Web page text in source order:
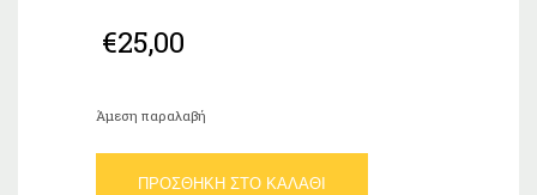
€25,00
Άμεση παραλαβή
ΠΡΟΣΘΉΚΗ ΣΤΟ ΚΑΛΆΘΙ